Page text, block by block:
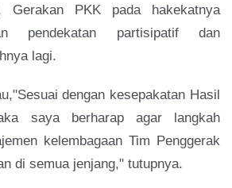
Gerakan PKK pada hakekatnya
pendekatan partisipatif dan
lagi.
dengan kesepakatan Hasil
saya berharap agar langkah
kelembagaan Tim Penggerak
di semua jenjang," tutupnya.